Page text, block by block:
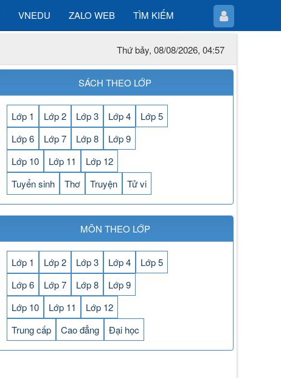
VNEDU ZALO WEB TÌM KIẾM
Thứ bảy, 08/08/2026, 04:57
SÁCH THEO LỚP
Lớp 1 Lớp 2 Lớp 3 Lớp 4
Lớp 5
Lớp 6
Lớp 7 Lớp 8
Lớp 9
Lớp 10
Lớp 11
Lớp 12
Tuyển sinh
Thơ Truyện Tử vi
MÔN THEO LỚP
Lớp 1 Lớp 2 Lớp 3 Lớp 4
Lớp 5
Lớp 6
Lớp 7 Lớp 8
Lớp 9
Lớp 10
Lớp 11
Lớp 12
Trung cấp
Cao đẳng Đại học